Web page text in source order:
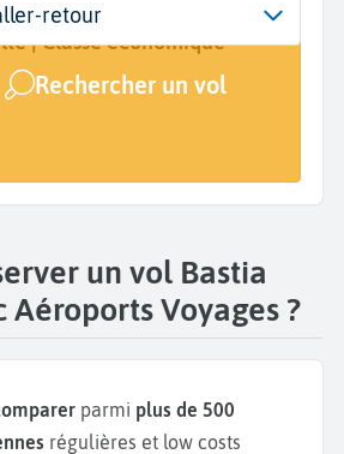
(BIA)
de votre voyage
| Classe
| Classe économique
Rechercher un vol
retour
un vol Bastia
Aéroports Voyages ?
parmi plus de 500
régulières et low costs